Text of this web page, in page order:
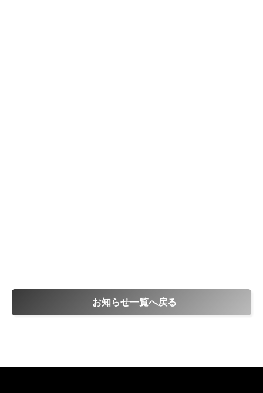
お知らせ一覧へ戻る